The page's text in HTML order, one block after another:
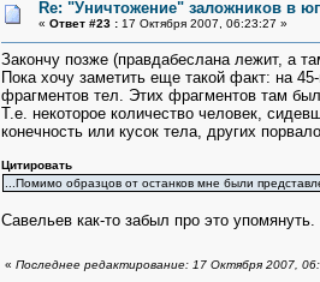
Re: "Уничтожение" заложников в
« Ответ #23 : 17 Октября 2007, 06:23:27 »
Закончу позже (правдабеслана лежит, а
Пока хочу заметить еще такой факт: на
фрагментов тел. Этих фрагментов там
Т.е. некоторое количество человек,
конечность или кусок тела, других
Цитировать
...Помимо образцов от останков мне были
Савельев как-то забыл про это упомянуть.
« Последнее редактирование: 17 Октября 2007,